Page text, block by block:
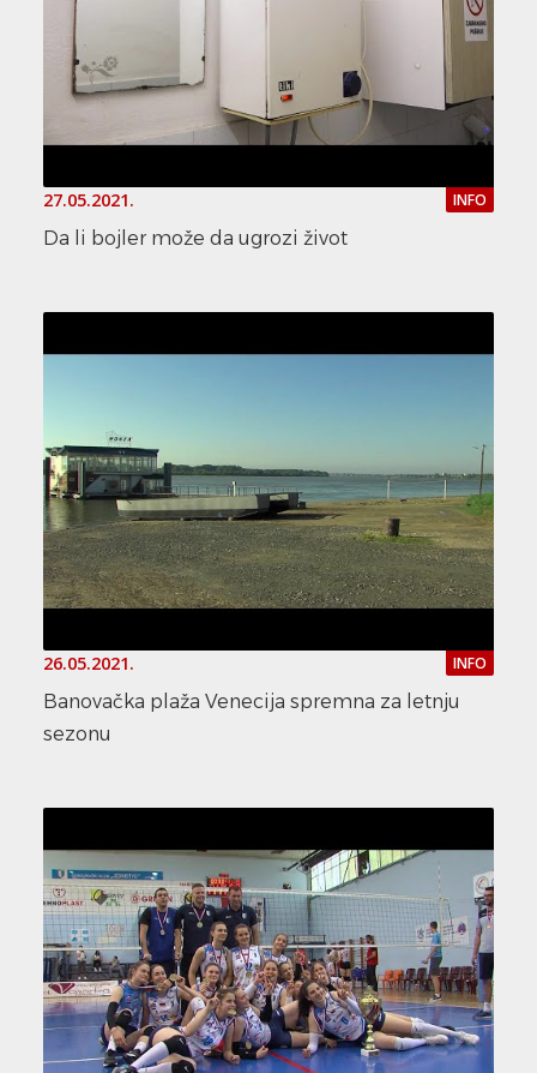
27.05.2021. INFO
Da li bojler može da ugrozi život
26.05.2021. INFO
Banovačka plaža Venecija spremna za letnju
sezonu